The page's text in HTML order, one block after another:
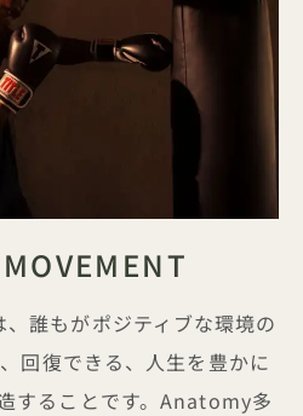
誰もがポジティブな環境の
回復できる、人生を豊かに
することです。Anatomy多